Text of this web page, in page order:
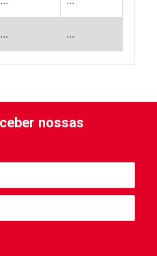
... ...
nossas